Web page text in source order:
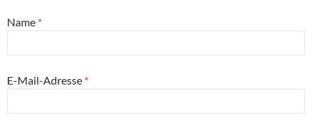
Name *
E-Mail-Adresse *